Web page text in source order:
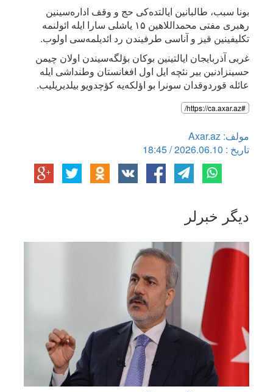
بونا سبب، طالبانین ایالتده‌کی حج و وقف اداره‌سینین
رهبری مفتی محمداللاهین ۱۵ یاشلی سارا ایله ائولنمه
تکلیفینین قیز و آناسی طرفیندن رد ائدیلمه‌سی اولوب.
غربی آذربایجان ایالتینین بوکان بؤلگه‌سیندن اولان چیمن
حسینزادنین بیر نئچه ایل اول افغانستان وطنداشی ایله
عائله قوردوقدان سونرا بو اؤلکه‌یه کؤچدویو بیلدیریلیب.
#https://ca.axar.az/
مولف: Axar.az
تاریخ : 2026.06.10 / 18:45
دیگر خبرلر